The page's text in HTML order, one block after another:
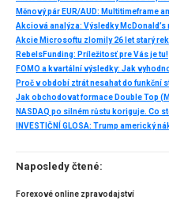
Měnový pár EUR/AUD: Multitimeframe
RebelsFunding: Príležitosť pre Vás je tu!
FOMO a kvartální výsledky: Jak
Proč v období ztrát nesahat do funkční
Naposledy čtené:
Forexové online zpravodajství